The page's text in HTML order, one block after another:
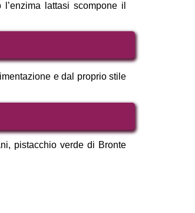
lattasi scompone il
e dal proprio stile
pistacchio verde di Bronte